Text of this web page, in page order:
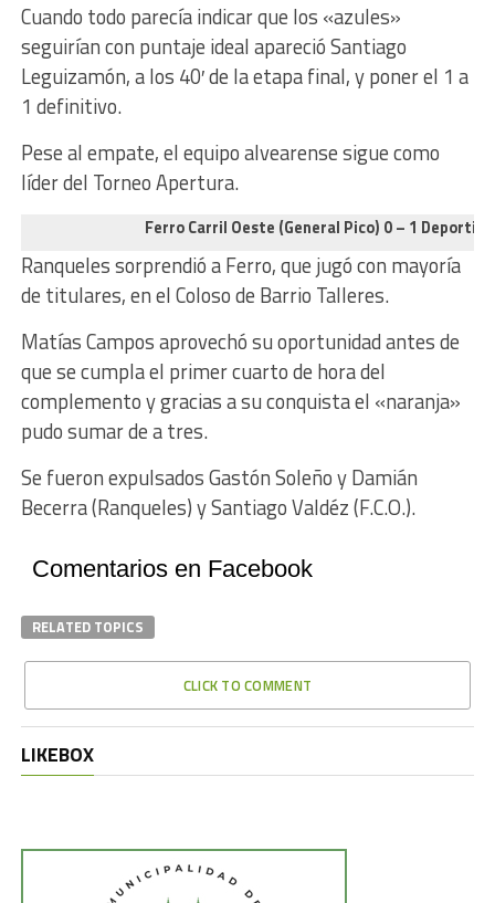
Cuando todo parecía indicar que los «azules»
seguirían con puntaje ideal apareció Santiago
Leguizamón, a los 40′ de la etapa final, y poner el 1 a
1 definitivo.
Pese al empate, el equipo alvearense sigue como
líder del Torneo Apertura.
Ferro Carril Oeste (General Pico) 0 – 1
Ranqueles sorprendió a Ferro, que jugó con mayoría
de titulares, en el Coloso de Barrio Talleres.
Matías Campos aprovechó su oportunidad antes de
que se cumpla el primer cuarto de hora del
complemento y gracias a su conquista el «naranja»
pudo sumar de a tres.
Se fueron expulsados Gastón Soleño y Damián
Becerra (Ranqueles) y Santiago Valdéz (F.C.O.).
Comentarios en Facebook
RELATED TOPICS
CLICK TO COMMENT
LIKEBOX